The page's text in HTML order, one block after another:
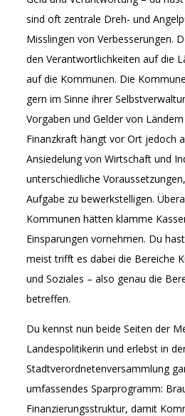
sind oft zentrale Dreh- und
Misslingen von Verbesserungen.
den Verantwortlichkeiten auf die
auf die Kommunen. Die
gern im Sinne ihrer
Vorgaben und Gelder von
Finanzkraft hängt vor Ort jedoch
Ansiedelung von Wirtschaft und
unterschiedliche
Aufgabe zu bewerkstelligen.
Kommunen hätten klamme
Einsparungen vornehmen. Du
meist trifft es dabei die Bereiche
und Soziales – also genau die
betreffen.
Du kennst nun beide Seiten der
Landespolitikerin und erlebst in
Stadtverordnetenversammlung
umfassendes Sparprogramm:
Finanzierungsstruktur, damit